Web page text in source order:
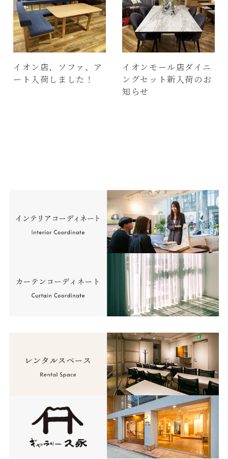
イオン店、ソファ、ア
ート入荷しました！
イオンモール店ダイニ
ングセット新入荷のお
知らせ